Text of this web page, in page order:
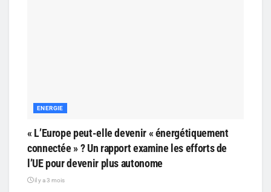
ENERGIE
« L’Europe peut-elle devenir « énergétiquement
connectée » ? Un rapport examine les efforts de
l’UE pour devenir plus autonome
il y a 3 mois